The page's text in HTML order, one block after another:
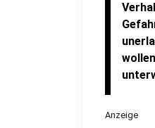
Anzeige